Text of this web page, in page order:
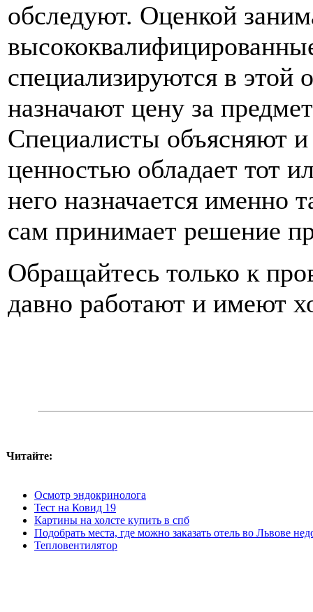
обследуют. Оценкой
специализируются в этой
назначают цену за
Специалисты объясняют и
ценностью обладает тот
него назначается именно
сам принимает решение
Обращайтесь только к
давно работают и имеют
Читайте:
Осмотр эндокринолога
Тест на Ковид 19
Картины на холсте купить в спб
Подобрать места, где можно заказать отель во Львове
Тепловентилятор